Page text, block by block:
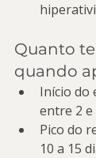
Quanto
quando
Início do
entre 2 e
Pico do
10 a 15